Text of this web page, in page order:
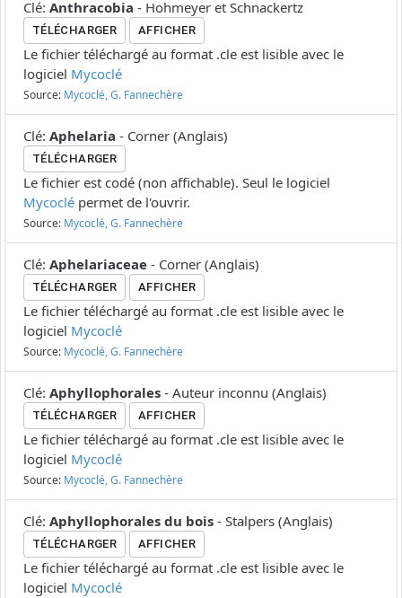
Clé: Anthracobia - Hohmeyer et Schnackertz
TÉLÉCHARGER AFFICHER
Le fichier téléchargé au format .cle est lisible avec le
logiciel Mycoclé
Source: Mycoclé, G. Fannechère
Clé: Aphelaria - Corner (Anglais)
TÉLÉCHARGER
Le fichier est codé (non affichable). Seul le logiciel
Mycoclé permet de l'ouvrir.
Source: Mycoclé, G. Fannechère
Clé: Aphelariaceae - Corner (Anglais)
TÉLÉCHARGER AFFICHER
Le fichier téléchargé au format .cle est lisible avec le
logiciel Mycoclé
Source: Mycoclé, G. Fannechère
Clé: Aphyllophorales - Auteur inconnu (Anglais)
TÉLÉCHARGER AFFICHER
Le fichier téléchargé au format .cle est lisible avec le
logiciel Mycoclé
Source: Mycoclé, G. Fannechère
Clé: Aphyllophorales du bois - Stalpers (Anglais)
TÉLÉCHARGER AFFICHER
Le fichier téléchargé au format .cle est lisible avec le
logiciel Mycoclé